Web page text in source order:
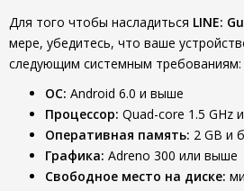
Для того чтобы насладиться LINE:
мере, убедитесь, что ваше
следующим системным требованиям:
ОС: Android 6.0 и выше
Процессор: Quad-core 1.5 GHz
Оперативная память: 2 GB и
Графика: Adreno 300 или выше
Свободное место на диске: